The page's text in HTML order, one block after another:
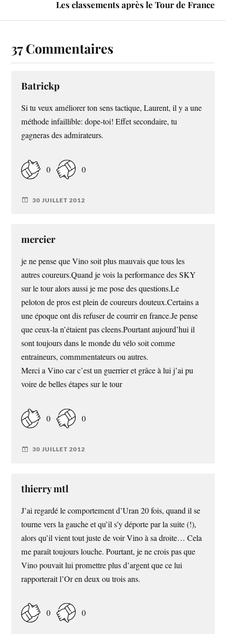
Les classements après le Tour de France
37 Commentaires
Batrickp
Si tu veux améliorer ton sens tactique, Laurent, il y a une
méthode infaillible: dope-toi! Effet secondaire, tu
gagneras des admirateurs.
0 0
30 JUILLET 2012
mercier
je ne pense que Vino soit plus mauvais que tous les
autres coureurs.Quand je vois la performance des SKY
sur le tour alors aussi je me pose des questions.Le
peloton de pros est plein de coureurs douteux.Certains a
une époque ont dis refuser de courrir en france.Je pense
que ceux-la n’étaient pas cleens.Pourtant aujourd’hui il
sont toujours dans le monde du vélo soit comme
entraineurs, commmentateurs ou autres.
Merci a Vino car c’est un guerrier et grâce à lui j’ai pu
voire de belles étapes sur le tour
0 0
30 JUILLET 2012
thierry mtl
J’ai regardé le comportement d’Uran 20 fois, quand il se
tourne vers la gauche et qu’il s’y déporte par la suite (!),
alors qu’il vient tout juste de voir Vino à sa droite… Cela
me paraît toujours louche. Pourtant, je ne crois pas que
Vino pouvait lui promettre plus d’argent que ce lui
rapporterait l’Or en deux ou trois ans.
0 0